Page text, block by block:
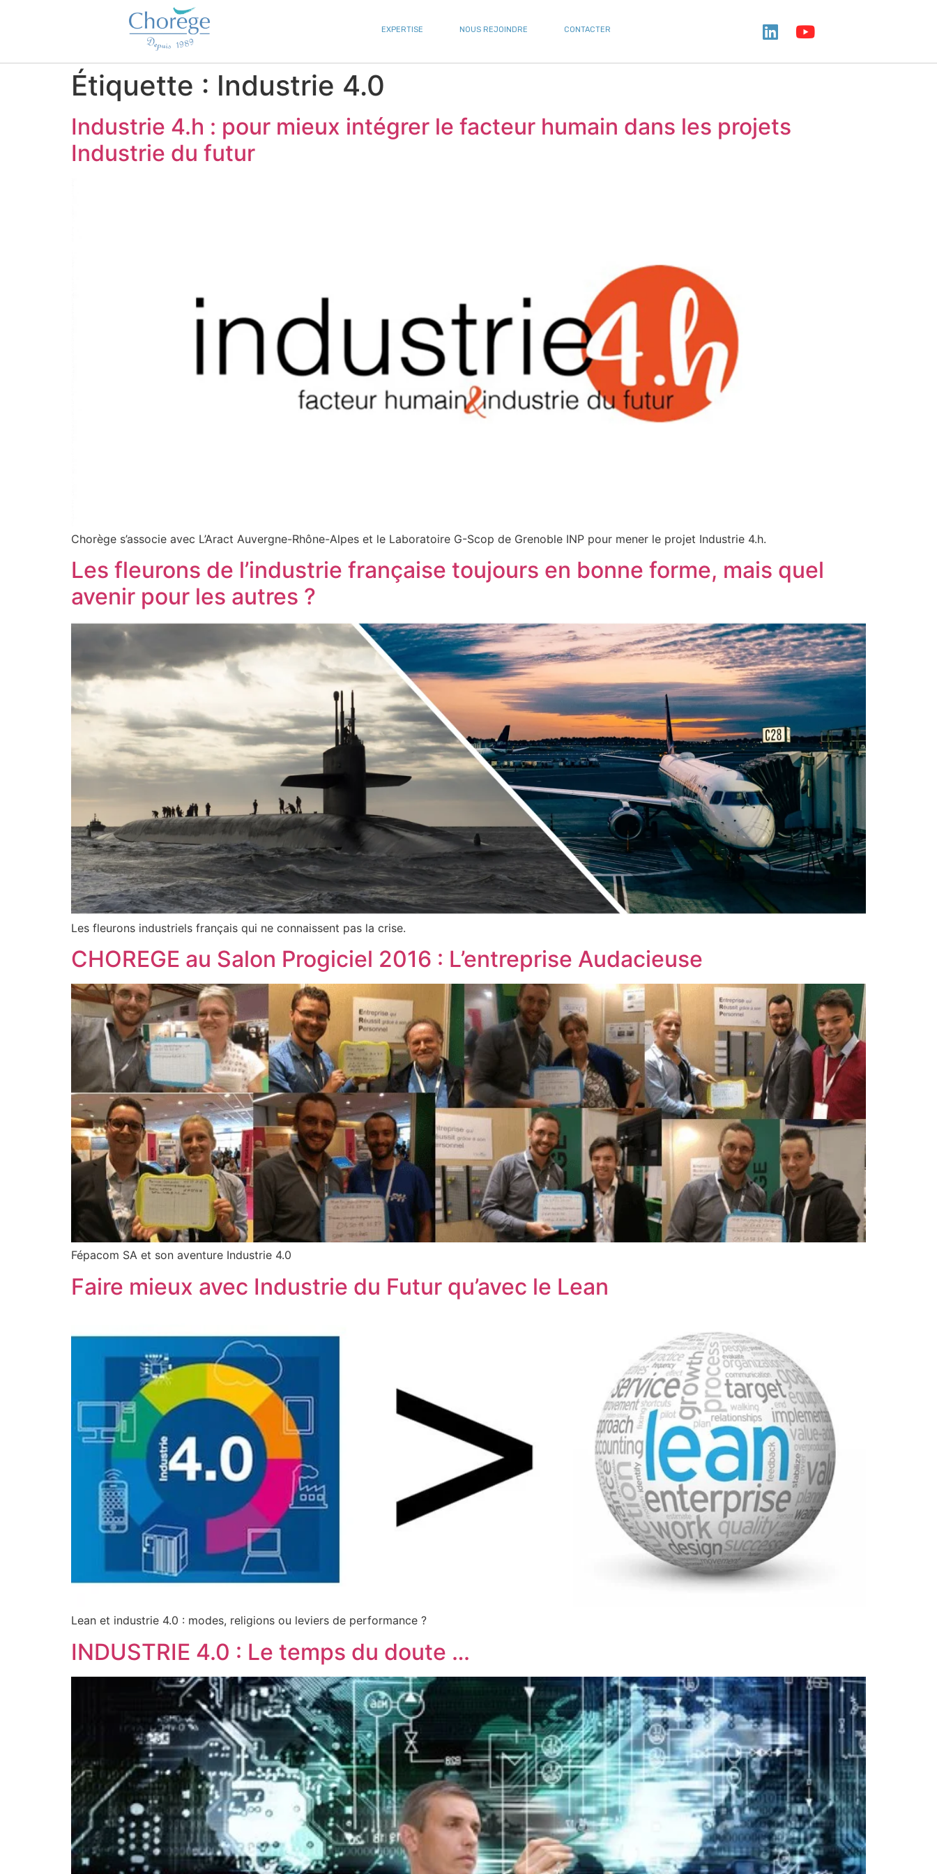
EXPERTISE NOUS REJOINDRE CONTACTER
Étiquette : Industrie 4.0
Industrie 4.h : pour mieux intégrer le facteur humain dans les projets
Industrie du futur
Chorège s’associe avec L’Aract Auvergne-Rhône-Alpes et le Laboratoire G-Scop de Grenoble INP pour mener le projet Industrie 4.h.
Les fleurons de l’industrie française toujours en bonne forme, mais quel
avenir pour les autres ?
Les fleurons industriels français qui ne connaissent pas la crise.
CHOREGE au Salon Progiciel 2016 : L’entreprise Audacieuse
Fépacom SA et son aventure Industrie 4.0
Faire mieux avec Industrie du Futur qu’avec le Lean
Lean et industrie 4.0 : modes, religions ou leviers de performance ?
INDUSTRIE 4.0 : Le temps du doute …